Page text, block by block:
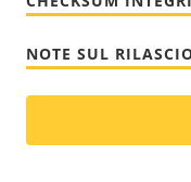
NOTE SUL